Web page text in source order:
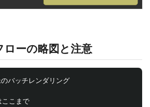
ローの略図と注意
バッチレンダリング
こまで